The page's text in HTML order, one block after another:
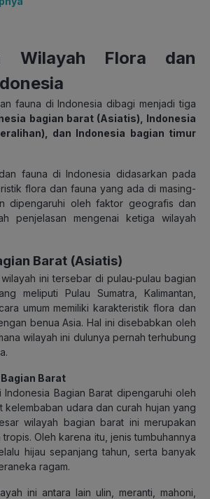
Wilayah Flora dan
fauna di Indonesia dibagi menjadi tiga
bagian barat (Asiatis), Indonesia
dan Indonesia bagian timur
fauna di Indonesia didasarkan pada
flora dan fauna yang ada di masing-
dipengaruhi oleh faktor geografis dan
penjelasan mengenai ketiga wilayah
Barat (Asiatis)
ini tersebar di pulau-pulau bagian
meliputi Pulau Sumatra, Kalimantan,
umum memiliki karakteristik flora dan
benua Asia. Hal ini disebabkan oleh
wilayah ini dulunya pernah terhubung
Barat
Bagian Barat dipengaruhi oleh
kelembaban udara dan curah hujan yang
wilayah bagian barat ini merupakan
Oleh karena itu, jenis tumbuhannya
hijau sepanjang tahun, serta banyak
ragam.
ini antara lain ulin, meranti, mahoni,